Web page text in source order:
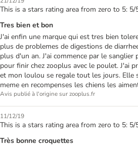
This is a stars rating area from zero to 5: 5/
Tres bien et bon
J'ai enfin une marque qui est tres bien
plus de problemes de digestions de
plus d'un an. J'ai commence par le sanglier
pour finir chez zooplus avec le poulet. J'ai
et mon loulou se regale tout les jours. Elle
meme en recompenses les chiens les
Avis publié à l'origine sur zooplus.fr
11/12/19
This is a stars rating area from zero to 5: 5/
Très bonne croquettes